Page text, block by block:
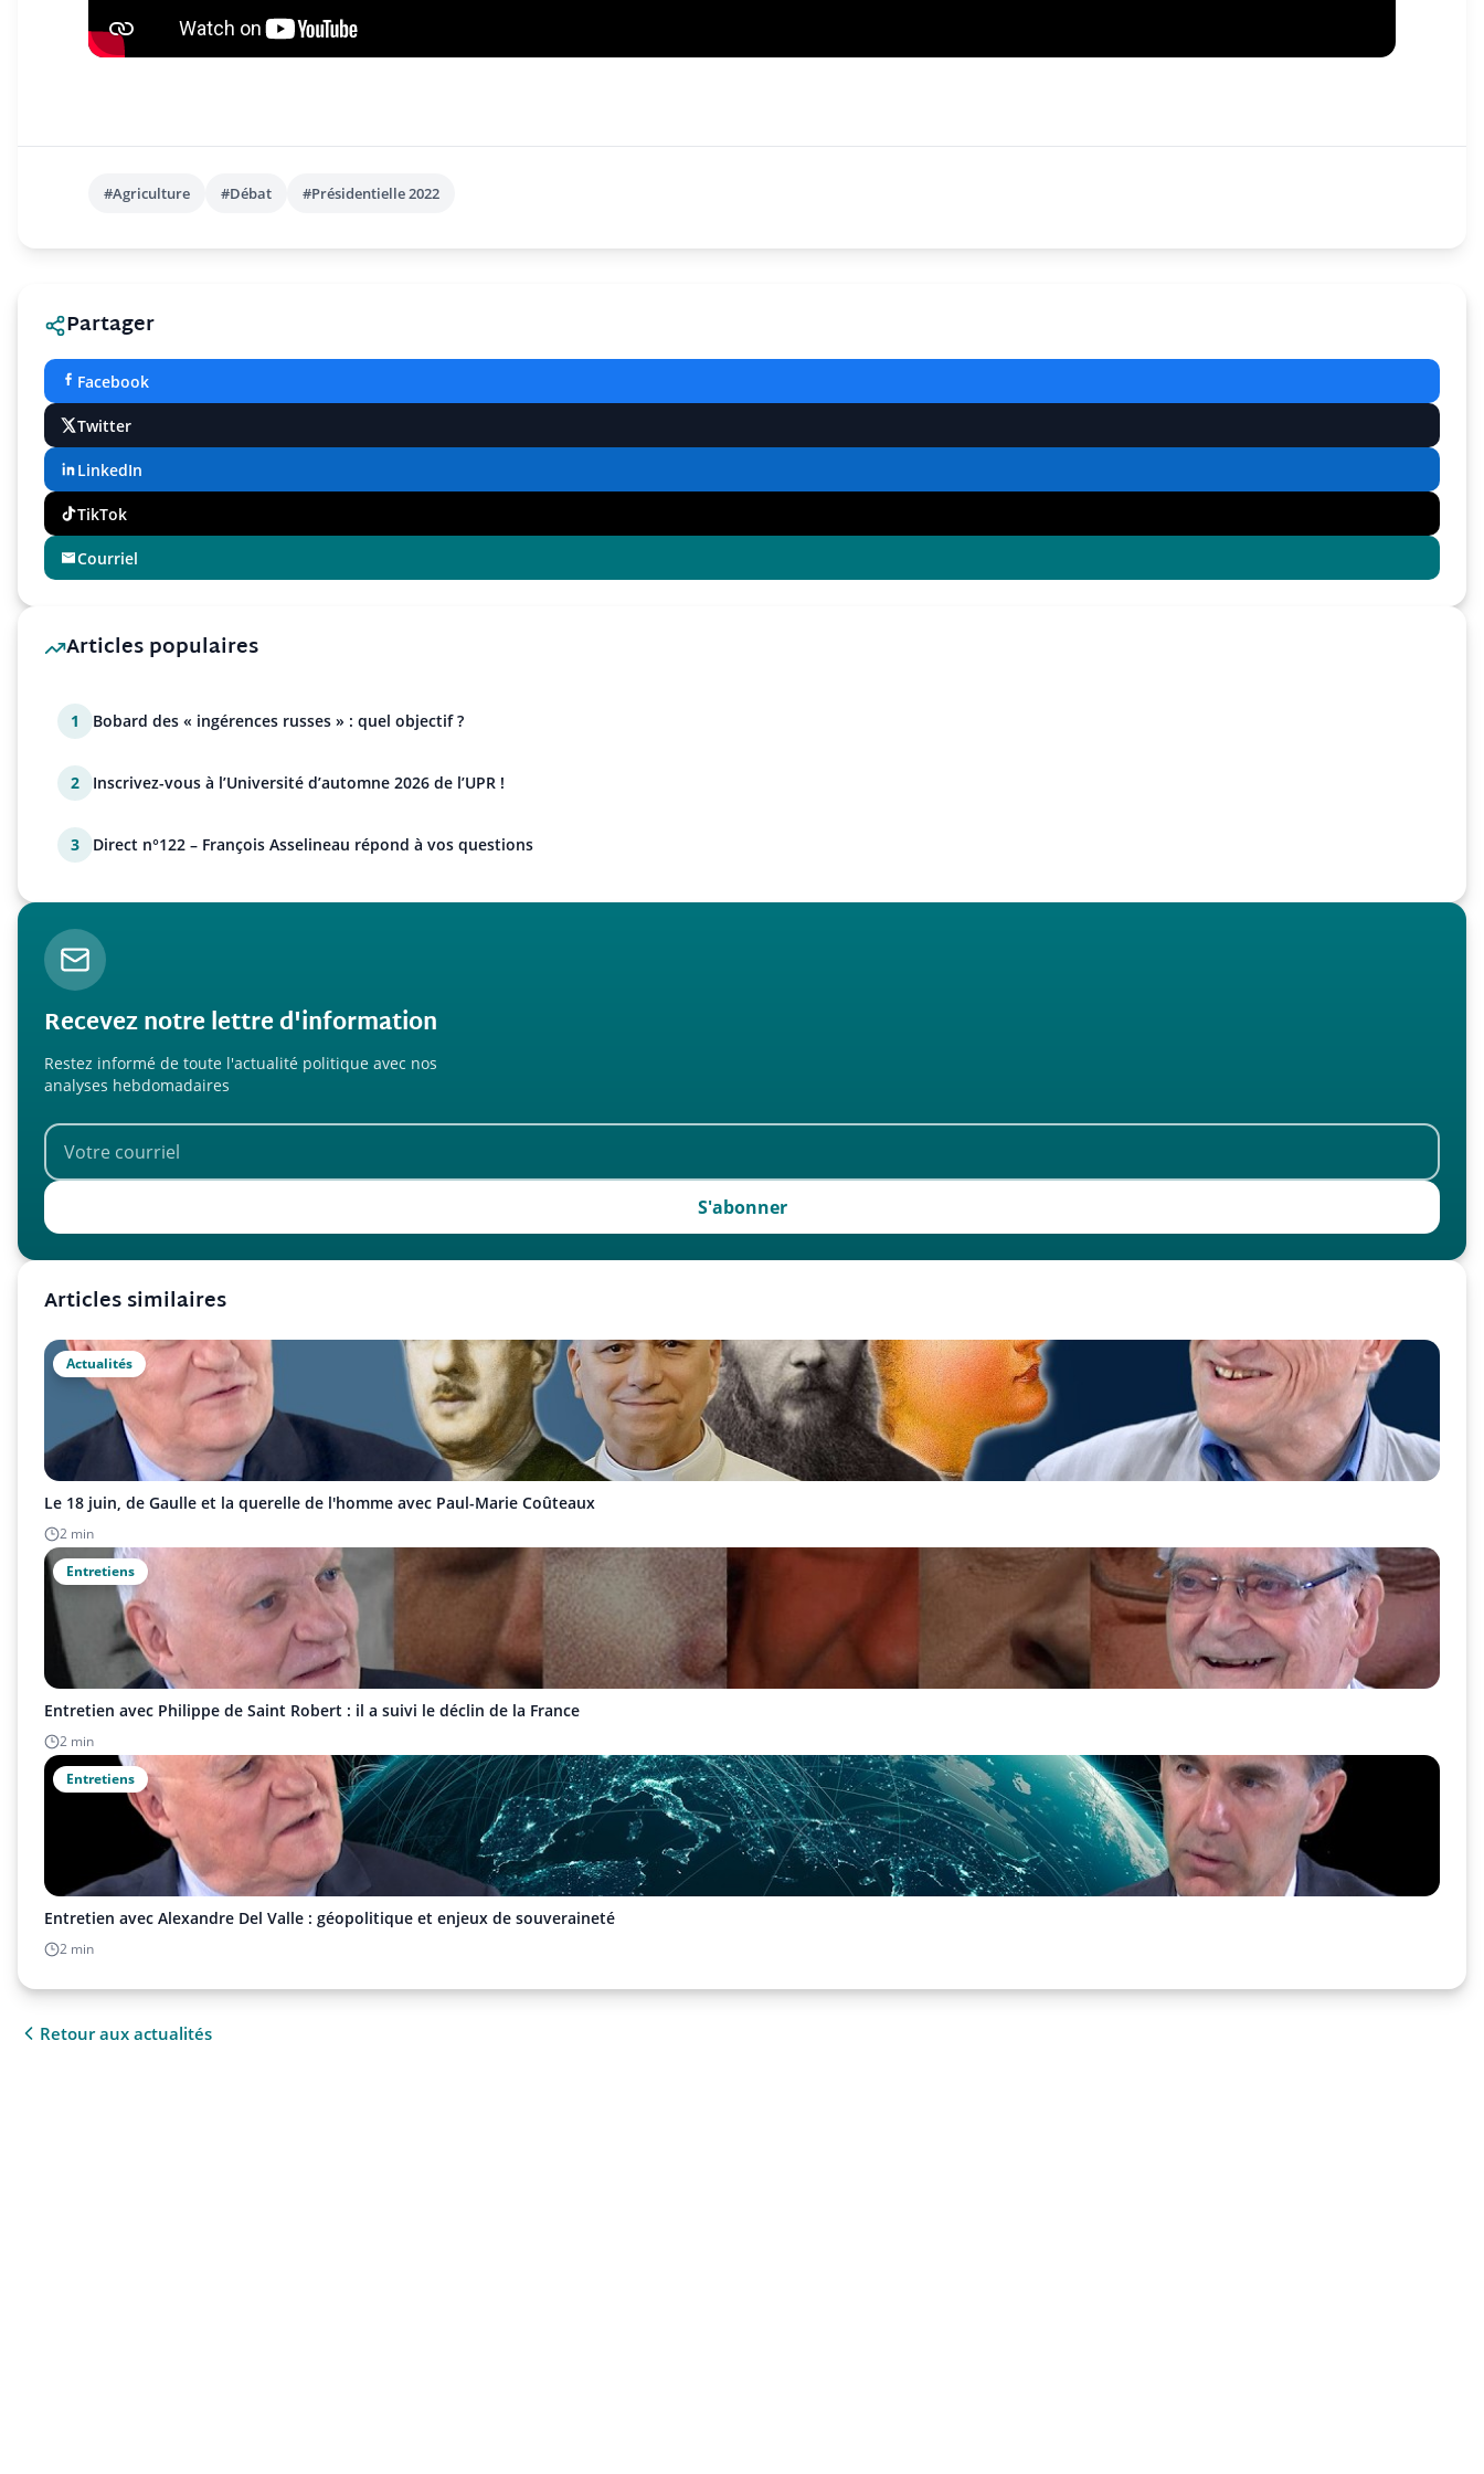
#Agriculture #Débat #Présidentielle 2022
Partager
Facebook
Twitter
LinkedIn
TikTok
Courriel
Articles populaires
1 Bobard des « ingérences russes » : quel objectif ?
2 Inscrivez-vous à l’Université d’automne 2026 de l’UPR !
3 Direct n°122 – François Asselineau répond à vos questions
Recevez notre lettre d'information
Restez informé de toute l'actualité politique avec nos
analyses hebdomadaires
S'abonner
Articles similaires
Actualités
Le 18 juin, de Gaulle et la querelle de l'homme avec Paul-Marie Coûteaux
2 min
Entretiens
Entretien avec Philippe de Saint Robert : il a suivi le déclin de la France
2 min
Entretiens
Entretien avec Alexandre Del Valle : géopolitique et enjeux de souveraineté
2 min
Retour aux actualités